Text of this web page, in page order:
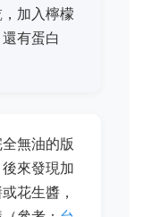
加入檸檬
有蛋白
無油的版
來發現加
花生醬，